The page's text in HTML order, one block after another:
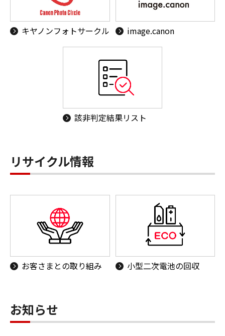
キヤノンフォトサークル image.canon
該非判定結果リスト
リサイクル情報
お客さまとの取り組み 小型二次電池の回収
お知らせ